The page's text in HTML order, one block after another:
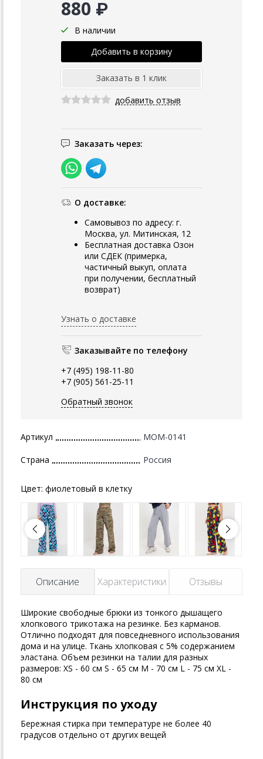
880 ₽
В наличии
добавить отзыв
Заказать через:
О доставке:
Самовывоз по адресу: г.
Москва, ул. Митинская, 12
Бесплатная доставка Озон
или СДЕК (примерка,
частичный выкуп, оплата
при получении, бесплатный
возврат)
Узнать о доставке
Заказывайте по телефону
+7 (495) 198-11-80
+7 (905) 561-25-11
Обратный звонок
Артикул MOM-0141
Страна Россия
Цвет: фиолетовый в клетку
Описание Характеристики Отзывы
Широкие свободные брюки из тонкого дышащего
хлопкового трикотажа на резинке. Без карманов.
Отлично подходят для повседневного использования
дома и на улице. Ткань хлопковая с 5% содержанием
эластана. Объем резинки на талии для разных
размеров: XS - 60 см S - 65 см M - 70 см L - 75 см XL -
80 см
Инструкция по уходу
Бережная стирка при температуре не более 40
градусов отдельно от других вещей